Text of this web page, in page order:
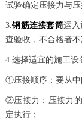
试验确定压接力与压
3.钢筋连接套筒运入
查验收，不合格者不
4.选择适宜的施工设
①压接顺序：要从中
②压接力：压接力
定执行；